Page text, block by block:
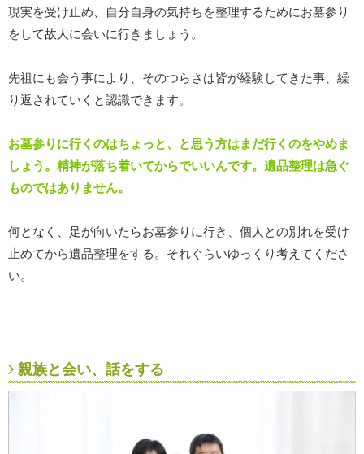
現実を受け止め、自分自身の気持ちを整理するためにお墓参り
をして故人に会いに行きましょう。
先祖にも会う事により、そのつらさは皆が経験してきた事、繰
り返されていくと認識できます。
お墓参りに行くのはちょっと、と思う方はまだ行くのをやめま
しょう。精神が落ち着いてからでいいんです。遺品整理は急ぐ
ものではありません。
何となく、足が向いたらお墓参りに行き、個人との別れを受け
止めてから遺品整理をする。それぐらいゆっくり考えてくださ
い。
親族と会い、話をする